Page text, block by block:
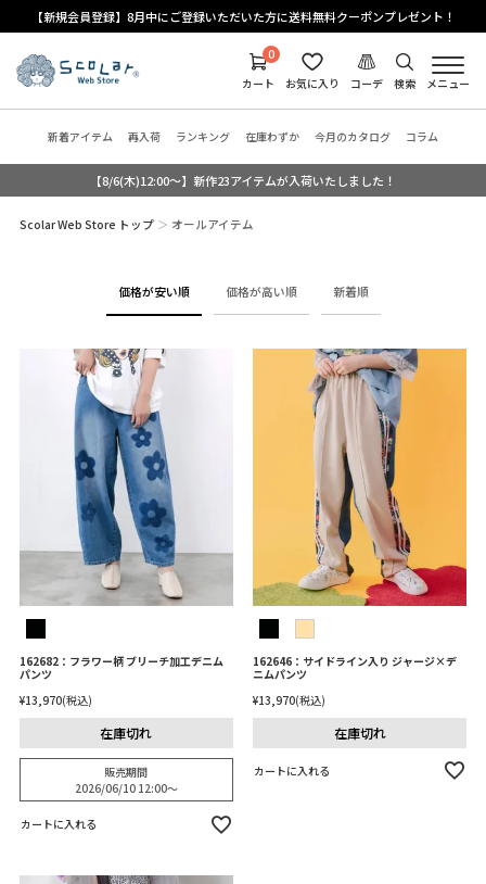
【新規会員登録】8月中にご登録いただいた方に送料無料クーポンプレゼント！
検索
コーデ
お気に入り
0
カート
メニュー
新着アイテム 再入荷 ランキング 在庫わずか 今月のカタログ コラム
【8/6(木)12:00～】新作23アイテムが入荷いたしました！
Scolar Web Store トップ オールアイテム
価格が安い順 価格が高い順 新着順
162682：フラワー柄 ブリーチ加工デニム
パンツ
¥13,970 税込
在庫切れ
販売期間
2026/06/10 12:00〜
カートに入れる
162646：サイドライン入り ジャージ×デ
ニムパンツ
¥13,970 税込
在庫切れ
カートに入れる